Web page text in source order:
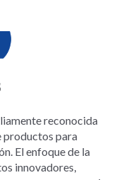
reconocida
productos para
El enfoque de la
innovadores,